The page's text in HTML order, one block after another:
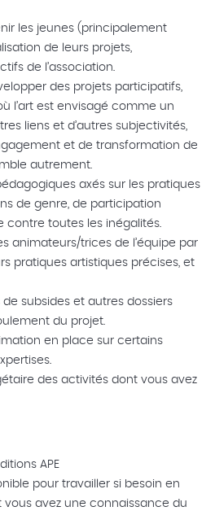
les jeunes (principalement
de leurs projets,
de l’association.
des projets participatifs,
l’art est envisagé comme un
liens et d’autres subjectivités,
et de transformation de
autrement.
axés sur les pratiques
de genre, de participation
toutes les inégalités.
animateurs/trices de l’équipe par
pratiques artistiques précises, et
subsides et autres dossiers
du projet.
en place sur certains
des activités dont vous avez
APE
pour travailler si besoin en
avez une connaissance du